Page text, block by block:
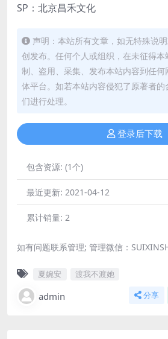
SP：北京昌禾文化
声明：本站所有文章，如无特殊说
创发布。任何个人或组织，在未征得本
制、盗用、采集、发布本站内容到任
体平台。如若本站内容侵犯了原著者
们进行处理。
登录后下载
包含资源: (1个)
最近更新: 2021-04-12
累计销量: 2
如有问题联系管理; 管理微信：
夏婉安 渡我不渡她
admin 分享